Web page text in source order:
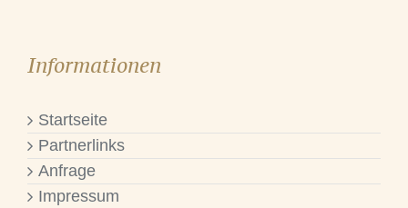
Informationen
Startseite
Partnerlinks
Anfrage
Impressum